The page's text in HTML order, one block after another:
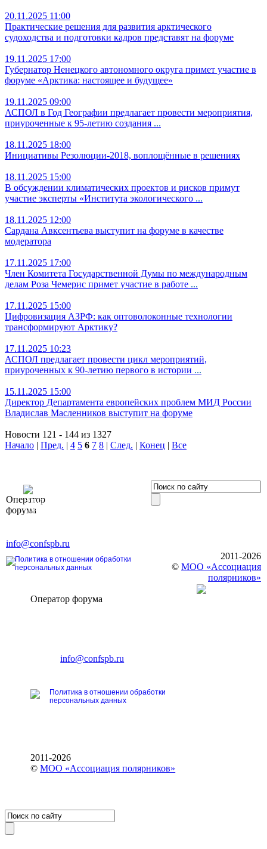
20.11.2025 11:00
Практические решения для развития арктического
судоходства и подготовки кадров представят на форуме
19.11.2025 17:00
Губернатор Ненецкого автономного округа примет участие в
форуме «Арктика: настоящее и будущее»
19.11.2025 09:00
АСПОЛ в Год Географии предлагает провести мероприятия,
приуроченные к 95-летию создания ...
18.11.2025 18:00
Инициативы Резолюции-2018, воплощённые в решениях
18.11.2025 15:00
В обсуждении климатических проектов и рисков примут
участие эксперты «Института экологического ...
18.11.2025 12:00
Сардана Авксентьева выступит на форуме в качестве
модератора
17.11.2025 17:00
Член Комитета Государственной Думы по международным
делам Роза Чемерис примет участие в работе ...
17.11.2025 15:00
Цифровизация АЗРФ: как оптоволоконные технологии
трансформируют Арктику?
17.11.2025 10:23
АСПОЛ предлагает провести цикл мероприятий,
приуроченных к 90-летию первого в истории ...
15.11.2025 15:00
Директор Департамента европейских проблем МИД России
Владислав Масленников выступит на форуме
Новости 121 - 144 из 1327
Начало | Пред. | 4 5 6 7 8 | След. | Конец | Все
Оператор
форума
Элит»
196191, г. Санкт-Петербург,
info@confspb.ru
Политика в отношении обработки
персональных данных
2011-2026
© МОО «Ассоциация
полярников»
Оператор форума
E-mail:info@confspb.ru
Политика в отношении обработки
персональных данных
2011-2026
©МОО «Ассоциация полярников»